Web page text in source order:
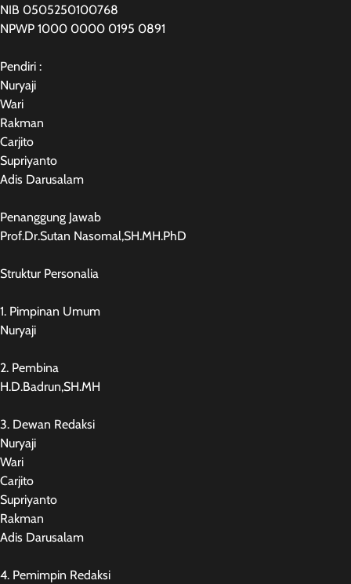
NIB 0505250100768
NPWP 1000 0000 0195 0891
Pendiri :
Nuryaji
Wari
Rakman
Carjito
Supriyanto
Adis Darusalam
Penanggung Jawab
Prof.Dr.Sutan Nasomal,SH.MH.PhD
Struktur Personalia
1. Pimpinan Umum
Nuryaji
2. Pembina
H.D.Badrun,SH.MH
3. Dewan Redaksi
Nuryaji
Wari
Carjito
Supriyanto
Rakman
Adis Darusalam
4. Pemimpin Redaksi